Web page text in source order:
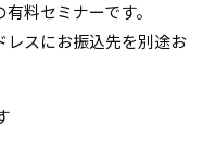
料セミナーです。
スにお振込先を別途お